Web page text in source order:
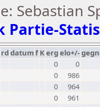
Sebastian
Partie-
rd datumf Kerg elo+/-
0
0
0
986
0
964
0
961